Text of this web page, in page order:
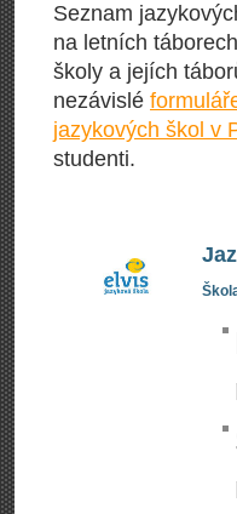
Seznam
na letních
školy a jejích
nezávislé
jazykových škol v
studenti.